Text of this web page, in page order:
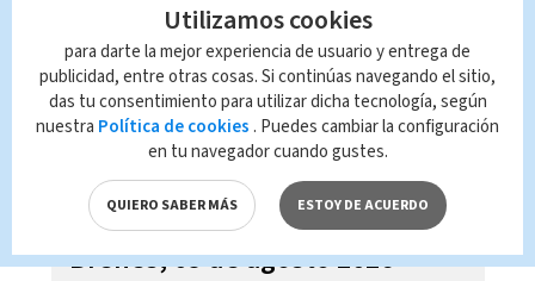
Telediario En Directo con Paula
Brenes, 05 de agosto 2026
Utilizamos cookies
para darte la mejor experiencia de usuario y entrega de
publicidad, entre otras cosas. Si continúas navegando el sitio,
das tu consentimiento para utilizar dicha tecnología, según
nuestra Política de cookies . Puedes cambiar la configuración
en tu navegador cuando gustes.
QUIERO SABER MÁS ESTOY DE ACUERDO